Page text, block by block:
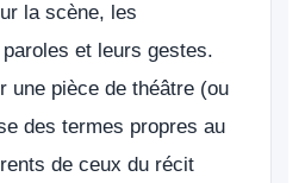
la scène, les
et leurs gestes.
une pièce de théâtre (ou
des termes propres au
de ceux du récit